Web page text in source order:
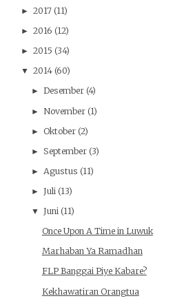
► 2017 (11)
► 2016 (12)
► 2015 (34)
▼ 2014 (60)
► Desember (4)
► November (1)
► Oktober (2)
► September (3)
► Agustus (11)
► Juli (13)
▼ Juni (11)
Once Upon A Time in Luwuk
Marhaban Ya Ramadhan
FLP Banggai Piye Kabare?
Kekhawatiran Orangtua